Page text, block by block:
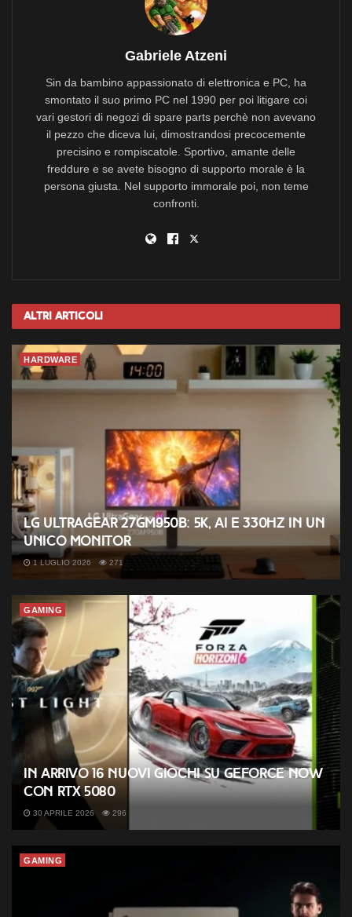
Gabriele Atzeni
Sin da bambino appassionato di elettronica e PC, ha
smontato il suo primo PC nel 1990 per poi litigare coi
vari gestori di negozi di spare parts perchè non avevano
il pezzo che diceva lui, dimostrandosi precocemente
precisino e rompiscatole. Sportivo, amante delle
freddure e se avete bisogno di supporto morale è la
persona giusta. Nel supporto immorale poi, non teme
confronti.
Altri Articoli
HARDWARE
LG UltraGear 27GM950B: 5K, AI e 330Hz in un
unico monitor
1 LUGLIO 2026 271
GAMING
In arrivo 16 nuovi giochi su GeForce NOW
con RTX 5080
30 APRILE 2026 296
GAMING